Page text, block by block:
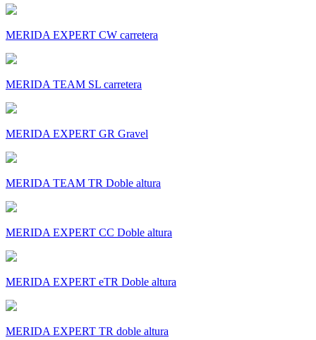
MERIDA EXPERT CW carretera
MERIDA TEAM SL carretera
MERIDA EXPERT GR Gravel
MERIDA TEAM TR Doble altura
MERIDA EXPERT CC Doble altura
MERIDA EXPERT eTR Doble altura
MERIDA EXPERT TR doble altura